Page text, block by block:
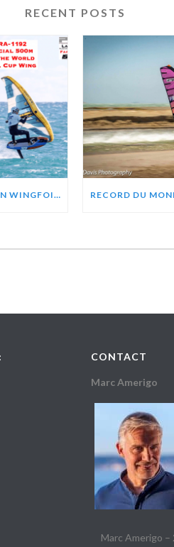
RECENT POSTS
RECORD DU MONDE EN WINGFOIL POUR PIERRE SCHMITZ, ZEPHIR PROJECT
CONTACT
Marc Amerigo
Marc Amerigo –